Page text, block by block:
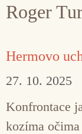
Roger
Hermovo
27. 10. 2025
Konfrontace
kozíma